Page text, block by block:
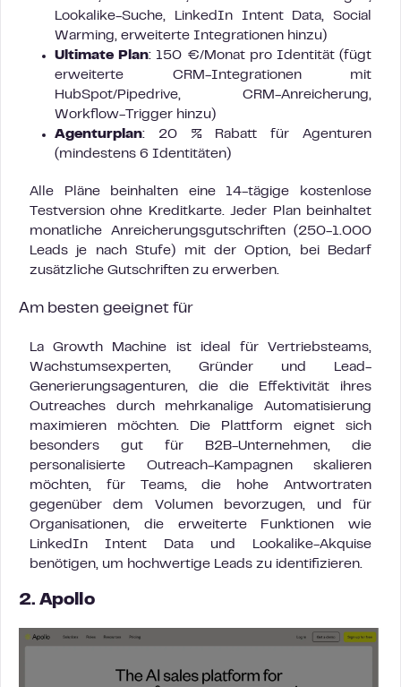
Lookalike-Suche, LinkedIn Intent Data, Social
Warming, erweiterte Integrationen hinzu)
Ultimate Plan: 150 €/Monat pro Identität (fügt
erweiterte CRM-Integrationen mit
HubSpot/Pipedrive, CRM-Anreicherung,
Workflow-Trigger hinzu)
Agenturplan: 20 % Rabatt für Agenturen
(mindestens 6 Identitäten)
Alle Pläne beinhalten eine 14-tägige kostenlose
Testversion ohne Kreditkarte. Jeder Plan beinhaltet
monatliche Anreicherungsgutschriften (250-1.000
Leads je nach Stufe) mit der Option, bei Bedarf
zusätzliche Gutschriften zu erwerben.
Am besten geeignet für
La Growth Machine ist ideal für Vertriebsteams,
Wachstumsexperten, Gründer und Lead-
Generierungsagenturen, die die Effektivität ihres
Outreaches durch mehrkanalige Automatisierung
maximieren möchten. Die Plattform eignet sich
besonders gut für B2B-Unternehmen, die
personalisierte Outreach-Kampagnen skalieren
möchten, für Teams, die hohe Antwortraten
gegenüber dem Volumen bevorzugen, und für
Organisationen, die erweiterte Funktionen wie
LinkedIn Intent Data und Lookalike-Akquise
benötigen, um hochwertige Leads zu identifizieren.
2. Apollo